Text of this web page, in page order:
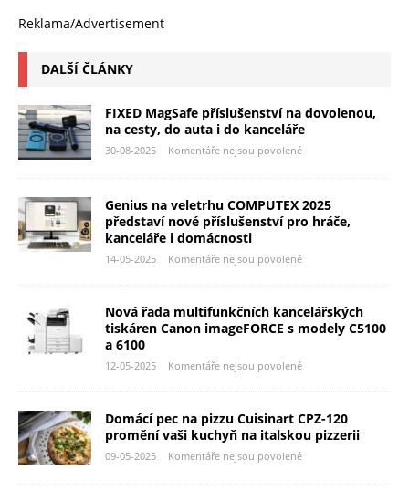
Reklama/Advertisement
DALŠÍ ČLÁNKY
FIXED MagSafe příslušenství na dovolenou,
na cesty, do auta i do kanceláře
30-08-2025 Komentáře nejsou povolené
Genius na veletrhu COMPUTEX 2025
představí nové příslušenství pro hráče,
kanceláře i domácnosti
14-05-2025 Komentáře nejsou povolené
Nová řada multifunkčních kancelářských
tiskáren Canon imageFORCE s modely C5100
a 6100
12-05-2025 Komentáře nejsou povolené
Domácí pec na pizzu Cuisinart CPZ-120
promění vaši kuchyň na italskou pizzerii
09-05-2025 Komentáře nejsou povolené